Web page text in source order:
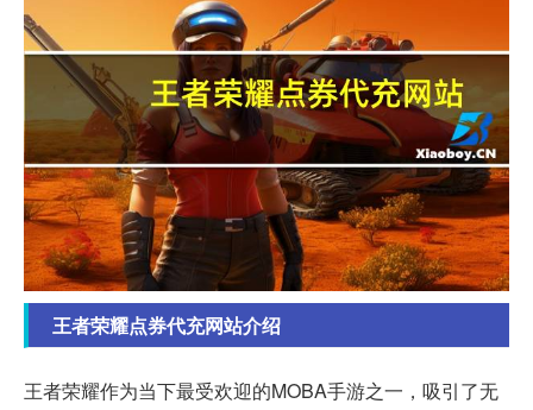
王者荣耀点券代充网站介绍
王者荣耀作为当下最受欢迎的MOBA手游之一，吸引了无